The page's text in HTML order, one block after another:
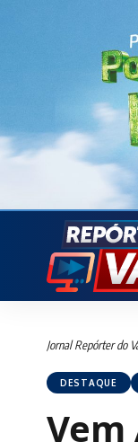
Jornal Repórter do
DESTAQUE
Vem